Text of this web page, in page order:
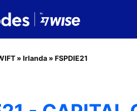
» Irlanda » FSPDIE21